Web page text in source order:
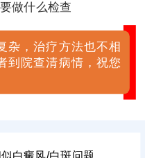
做什么检查
杂，治疗方法也不相
到院查清病情，祝您